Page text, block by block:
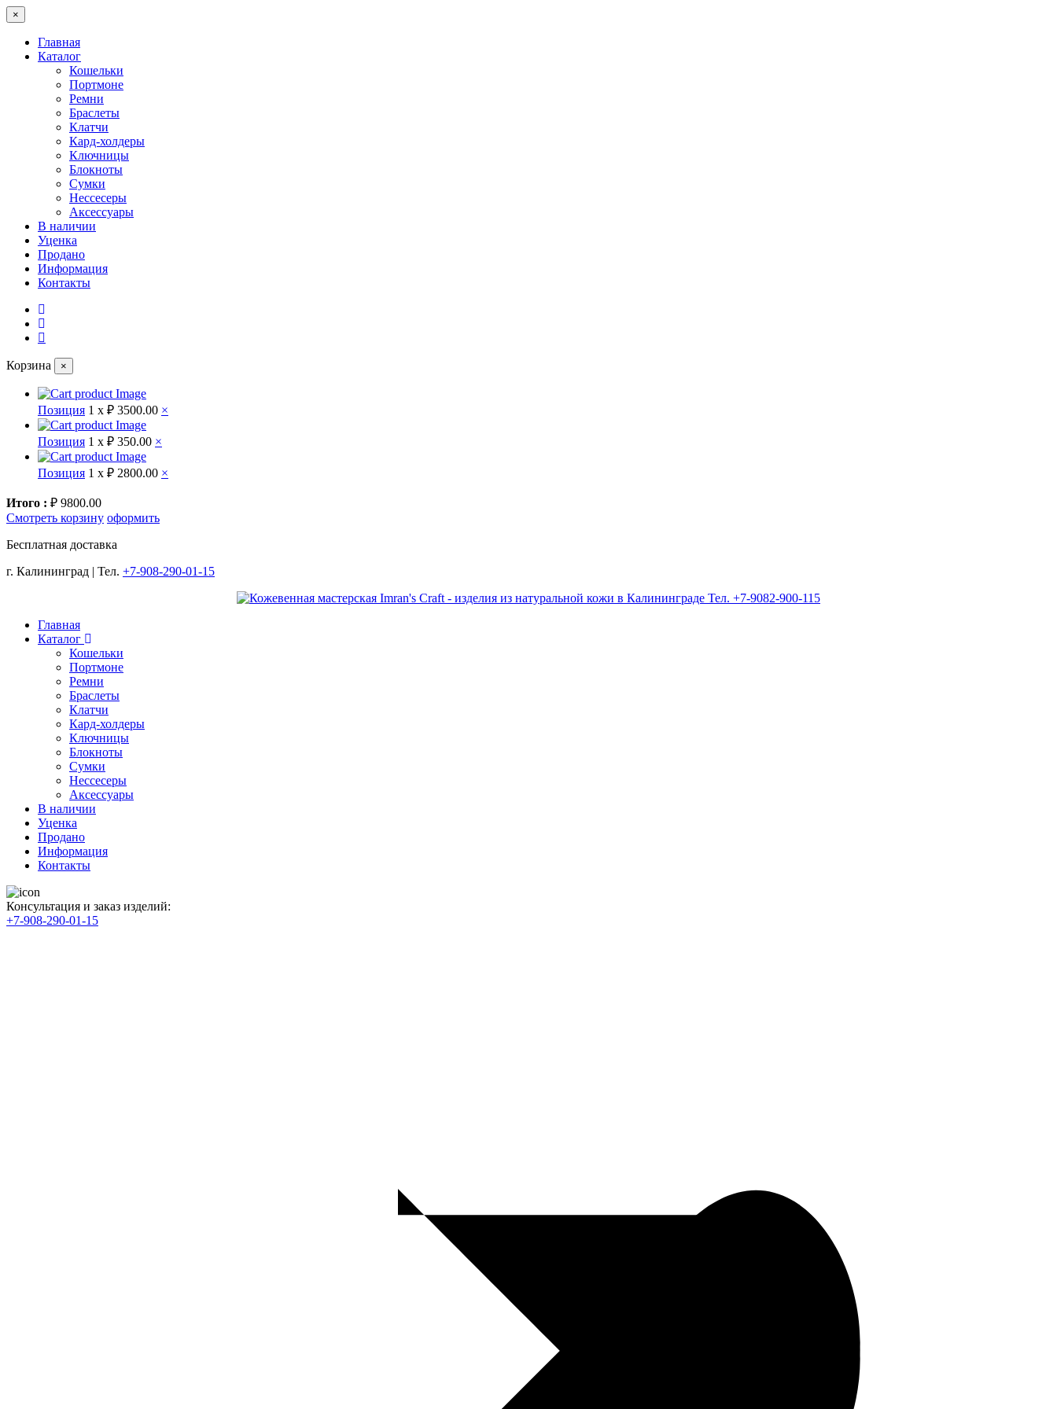
×
Главная
Каталог
Кошельки
Портмоне
Ремни
Браслеты
Клатчи
Кард-холдеры
Ключницы
Блокноты
Сумки
Нессесеры
Аксессуары
В наличии
Уценка
Продано
Информация
Контакты
Корзина ×
Позиция 1 x ₽ 3500.00 ×
Позиция 1 x ₽ 350.00 ×
Позиция 1 x ₽ 2800.00 ×
Итого : ₽ 9800.00
Смотреть корзину оформить
Бесплатная доставка
г. Калининград | Тел. +7-908-290-01-15
Главная
Каталог
Кошельки
Портмоне
Ремни
Браслеты
Клатчи
Кард-холдеры
Ключницы
Блокноты
Сумки
Нессесеры
Аксессуары
В наличии
Уценка
Продано
Информация
Контакты
Консультация и заказ изделий:
+7-908-290-01-15